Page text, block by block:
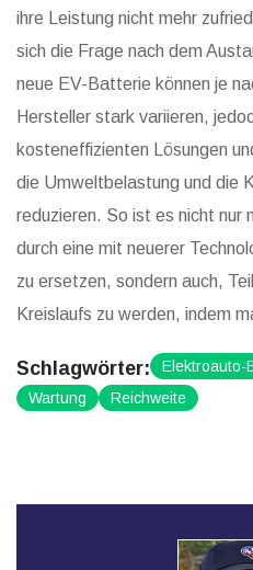
ihre Leistung nicht mehr
sich die Frage nach dem
neue EV-Batterie können je
Hersteller stark variieren,
kosteneffizienten Lösungen
die Umweltbelastung und die
reduzieren. So ist es nicht nur
durch eine mit neuerer
zu ersetzen, sondern auch,
Kreislaufs zu werden, indem
Schlagwörter: Elektroauto-
Wartung
Reichweite